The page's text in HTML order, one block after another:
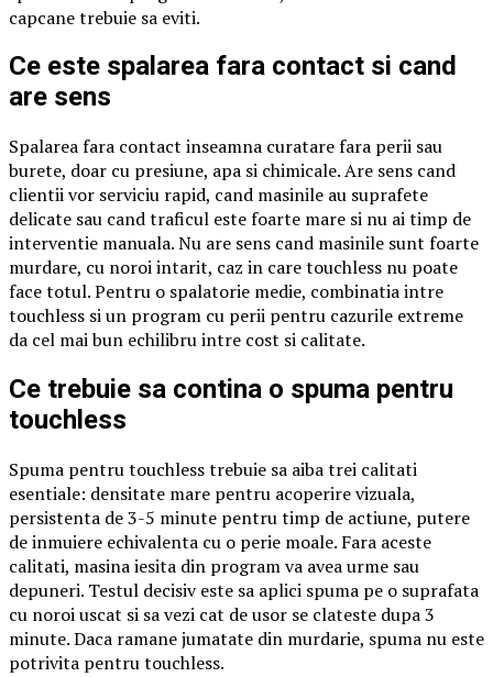
capcane trebuie sa eviti.
Ce este spalarea fara contact si cand
are sens
Spalarea fara contact inseamna curatare fara perii sau
burete, doar cu presiune, apa si chimicale. Are sens cand
clientii vor serviciu rapid, cand masinile au suprafete
delicate sau cand traficul este foarte mare si nu ai timp de
interventie manuala. Nu are sens cand masinile sunt foarte
murdare, cu noroi intarit, caz in care touchless nu poate
face totul. Pentru o spalatorie medie, combinatia intre
touchless si un program cu perii pentru cazurile extreme
da cel mai bun echilibru intre cost si calitate.
Ce trebuie sa contina o spuma pentru
touchless
Spuma pentru touchless trebuie sa aiba trei calitati
esentiale: densitate mare pentru acoperire vizuala,
persistenta de 3-5 minute pentru timp de actiune, putere
de inmuiere echivalenta cu o perie moale. Fara aceste
calitati, masina iesita din program va avea urme sau
depuneri. Testul decisiv este sa aplici spuma pe o suprafata
cu noroi uscat si sa vezi cat de usor se clateste dupa 3
minute. Daca ramane jumatate din murdarie, spuma nu este
potrivita pentru touchless.